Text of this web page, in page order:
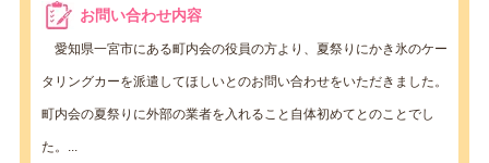
お問い合わせ内容
愛知県一宮市にある町内会の役員の方より、夏祭りにかき氷のケー
タリングカーを派遣してほしいとのお問い合わせをいただきました。
町内会の夏祭りに外部の業者を入れること自体初めてとのことでし
た。...